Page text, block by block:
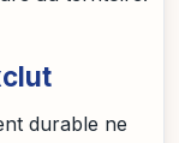
durable ne